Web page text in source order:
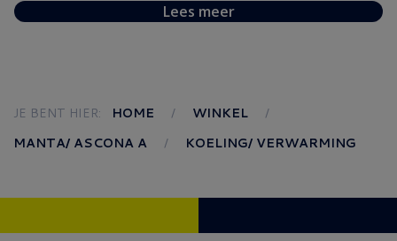
Lees meer
JE BENT HIER: HOME
WINKEL
MANTA/ ASCONA A
KOELING/ VERWARMING